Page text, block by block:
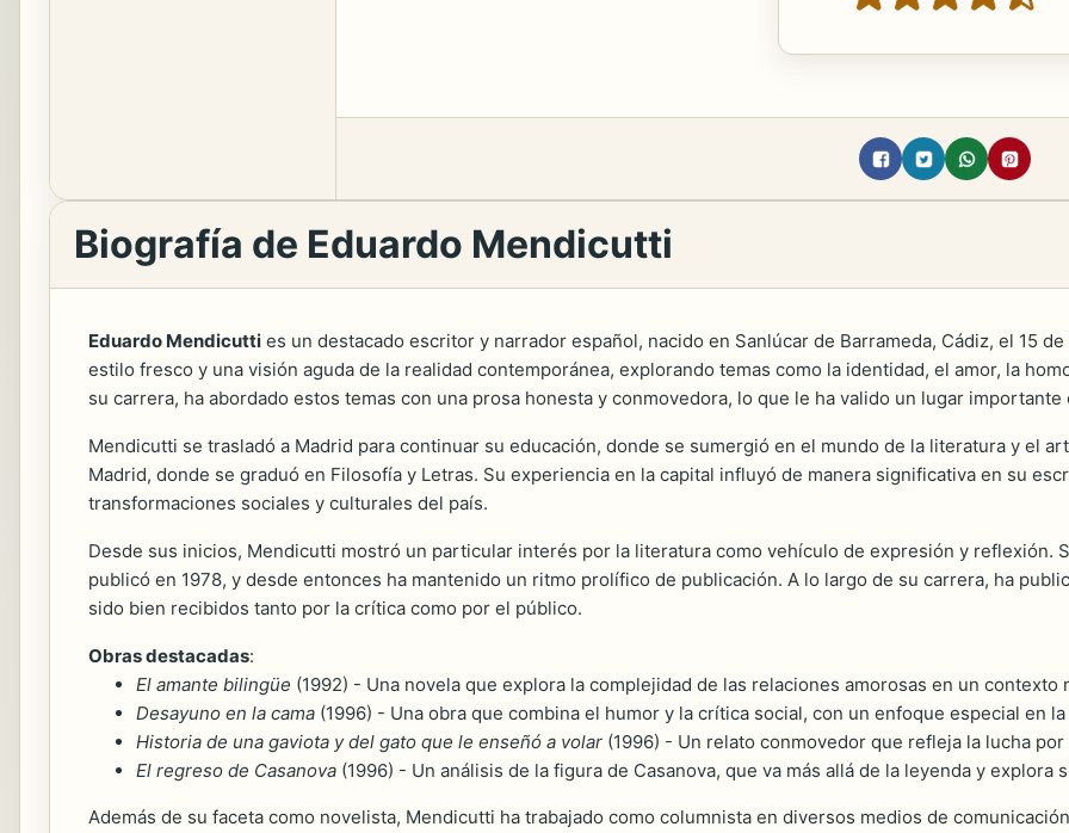
Biografía de Eduardo Mendicutti
Eduardo Mendicutti es un destacado escritor y narrador español, nacido en Sanlúcar de Barrameda, Cádiz, el 15
estilo fresco y una visión aguda de la realidad contemporánea, explorando temas como la identidad, el amor, la
su carrera, ha abordado estos temas con una prosa honesta y conmovedora, lo que le ha valido un lugar
Mendicutti se trasladó a Madrid para continuar su educación, donde se sumergió en el mundo de la literatura y el
Madrid, donde se graduó en Filosofía y Letras. Su experiencia en la capital influyó de manera significativa en su
transformaciones sociales y culturales del país.
Desde sus inicios, Mendicutti mostró un particular interés por la literatura como vehículo de expresión y reflexión.
publicó en 1978, y desde entonces ha mantenido un ritmo prolífico de publicación. A lo largo de su carrera, ha
sido bien recibidos tanto por la crítica como por el público.
Obras destacadas:
El amante bilingüe (1992) - Una novela que explora la complejidad de las relaciones amorosas en un contexto
Desayuno en la cama (1996) - Una obra que combina el humor y la crítica social, con un enfoque especial en
Historia de una gaviota y del gato que le enseñó a volar (1996) - Un relato conmovedor que refleja la lucha
El regreso de Casanova (1996) - Un análisis de la figura de Casanova, que va más allá de la leyenda y explora
Además de su faceta como novelista, Mendicutti ha trabajado como columnista en diversos medios de